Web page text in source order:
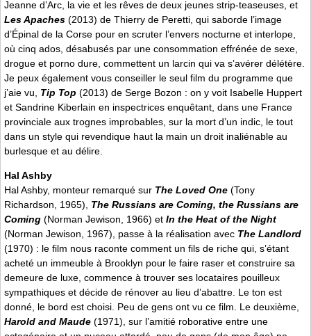
Jeanne d’Arc, la vie et les rêves de deux jeunes strip-teaseuses, et
Les Apaches (2013) de Thierry de Peretti, qui saborde l’image
d’Épinal de la Corse pour en scruter l’envers nocturne et interlope,
où cinq ados, désabusés par une consommation effrénée de sexe,
drogue et porno dure, commettent un larcin qui va s’avérer délétère.
Je peux également vous conseiller le seul film du programme que
j’aie vu, Tip Top (2013) de Serge Bozon : on y voit Isabelle Huppert
et Sandrine Kiberlain en inspectrices enquêtant, dans une France
provinciale aux trognes improbables, sur la mort d’un indic, le tout
dans un style qui revendique haut la main un droit inaliénable au
burlesque et au délire.
Hal Ashby
Hal Ashby, monteur remarqué sur The Loved One (Tony
Richardson, 1965), The Russians are Coming, the Russians are
Coming (Norman Jewison, 1966) et In the Heat of the Night
(Norman Jewison, 1967), passe à la réalisation avec The Landlord
(1970) : le film nous raconte comment un fils de riche qui, s’étant
acheté un immeuble à Brooklyn pour le faire raser et construire sa
demeure de luxe, commence à trouver ses locataires pouilleux
sympathiques et décide de rénover au lieu d’abattre. Le ton est
donné, le bord est choisi. Peu de gens ont vu ce film. Le deuxième,
Harold and Maude (1971), sur l’amitié roborative entre une